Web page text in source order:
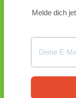
Melde dich
Angemeldet
Registrieren